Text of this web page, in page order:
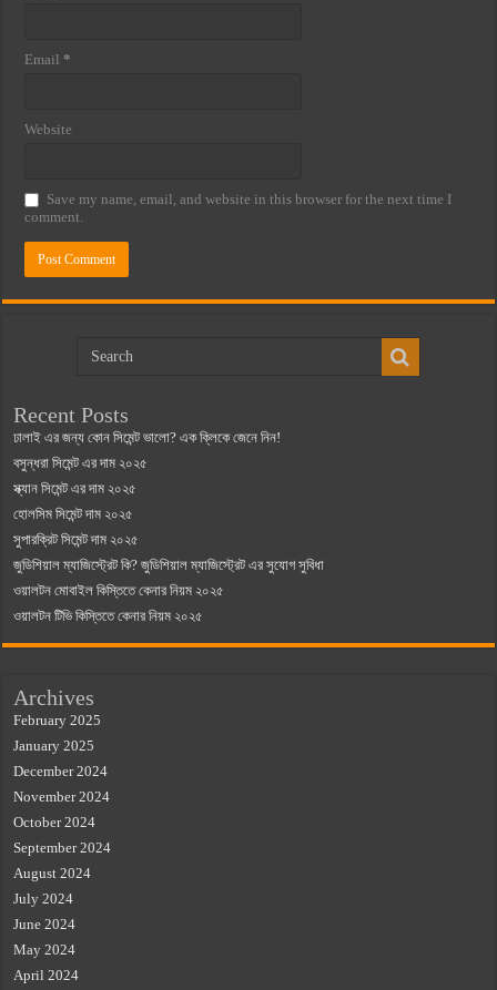
Email *
Website
Save my name, email, and website in this browser for the next time I
comment.
Recent Posts
ঢালাই এর জন্য কোন সিমেন্ট ভালো? এক ক্লিকে জেনে নিন!
বসুন্ধরা সিমেন্ট এর দাম ২০২৫
স্ক্যান সিমেন্ট এর দাম ২০২৫
হোলসিম সিমেন্ট দাম ২০২৫
সুপারক্রিট সিমেন্ট দাম ২০২৫
জুডিশিয়াল ম্যাজিস্ট্রেট কি? জুডিশিয়াল ম্যাজিস্ট্রেট এর সুযোগ সুবিধা
ওয়ালটন মোবাইল কিস্তিতে কেনার নিয়ম ২০২৫
ওয়ালটন টিভি কিস্তিতে কেনার নিয়ম ২০২৫
Archives
February 2025
January 2025
December 2024
November 2024
October 2024
September 2024
August 2024
July 2024
June 2024
May 2024
April 2024